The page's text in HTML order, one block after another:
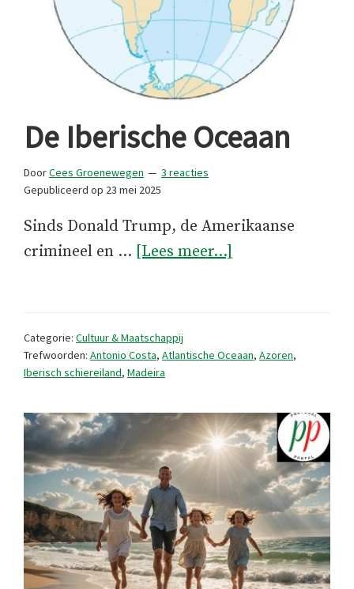
De Iberische Oceaan
DoorCees Groenewegen
3 reacties
Gepubliceerd op 23 mei 2025
Sinds Donald Trump, de Amerikaanse
crimineel en … [Lees meer...]
Categorie: Cultuur & Maatschappij
Trefwoorden: Antonio Costa, Atlantische Oceaan, Azoren,
Iberisch schiereiland, Madeira